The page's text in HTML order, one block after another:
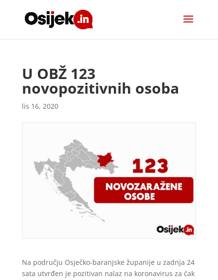
U OBŽ 123
novopozitivnih osoba
lis 16, 2020
Na području Osječko-baranjske županije u zadnja 24
sata utvrđen je pozitivan nalaz na koronavirus za čak